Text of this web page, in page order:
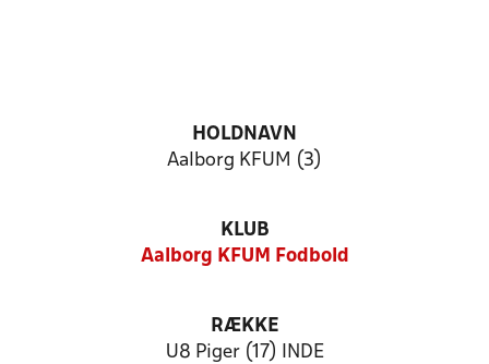
HOLDNAVN
Aalborg KFUM (3)
KLUB
Aalborg KFUM Fodbold
RÆKKE
U8 Piger (17) INDE